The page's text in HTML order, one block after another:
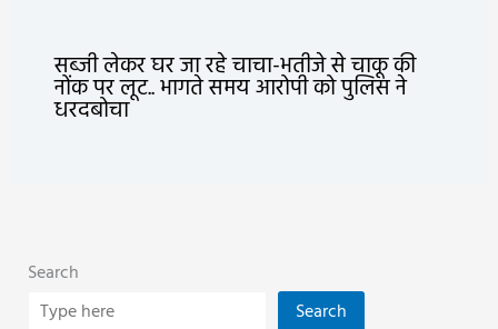
सब्जी लेकर घर जा रहे चाचा-भतीजे से चाकू की
नोंक पर लूट.. भागते समय आरोपी को पुलिस ने
धरदबोचा
Search
Search